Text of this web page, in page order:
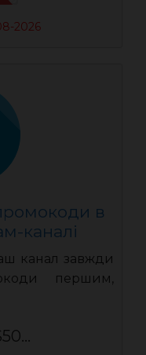
2026
в
каналі
канал завжди
першим,